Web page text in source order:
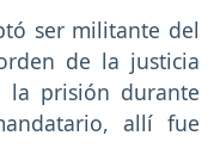
ser militante del
de la justicia
prisión durante
allí fue